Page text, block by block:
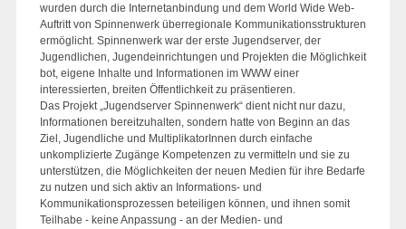
wurden durch die Internetanbindung und dem World Wide Web-
Auftritt von Spinnenwerk überregionale Kommunikationsstrukturen
ermöglicht. Spinnenwerk war der erste Jugendserver, der
Jugendlichen, Jugendeinrichtungen und Projekten die Möglichkeit
bot, eigene Inhalte und Informationen im WWW einer
interessierten, breiten Öffentlichkeit zu präsentieren.
Das Projekt „Jugendserver Spinnenwerk“ dient nicht nur dazu,
Informationen bereitzuhalten, sondern hatte von Beginn an das
Ziel, Jugendliche und MultiplikatorInnen durch einfache
unkomplizierte Zugänge Kompetenzen zu vermitteln und sie zu
unterstützen, die Möglichkeiten der neuen Medien für ihre Bedarfe
zu nutzen und sich aktiv an Informations- und
Kommunikationsprozessen beteiligen können, und ihnen somit
Teilhabe - keine Anpassung - an der Medien- und